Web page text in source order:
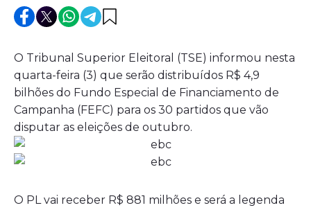
O Tribunal Superior Eleitoral (TSE) informou nesta
quarta-feira (3) que serão distribuídos R$ 4,9
bilhões do Fundo Especial de Financiamento de
Campanha (FEFC) para os 30 partidos que vão
disputar as eleições de outubro.
O PL vai receber R$ 881 milhões e será a legenda